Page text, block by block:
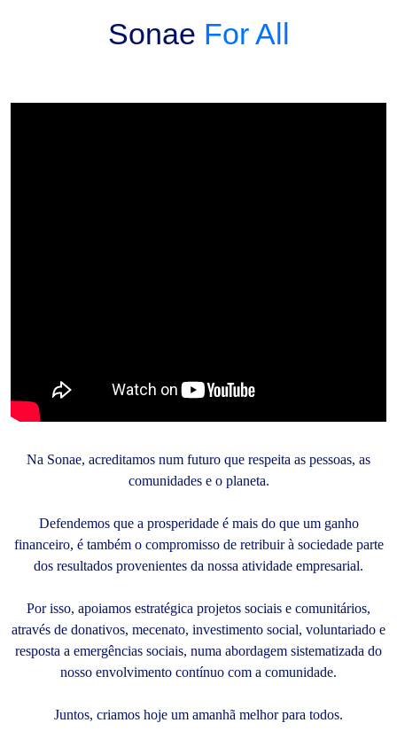
Sonae For All
Na Sonae, acreditamos num futuro que respeita as pessoas, as
comunidades e o planeta.
Defendemos que a prosperidade é mais do que um ganho
financeiro, é também o compromisso de retribuir à sociedade parte
dos resultados provenientes da nossa atividade empresarial.
Por isso, apoiamos estratégica projetos sociais e comunitários,
através de donativos, mecenato, investimento social, voluntariado e
resposta a emergências sociais, numa abordagem sistematizada do
nosso envolvimento contínuo com a comunidade.
Juntos, criamos hoje um amanhã melhor para todos.